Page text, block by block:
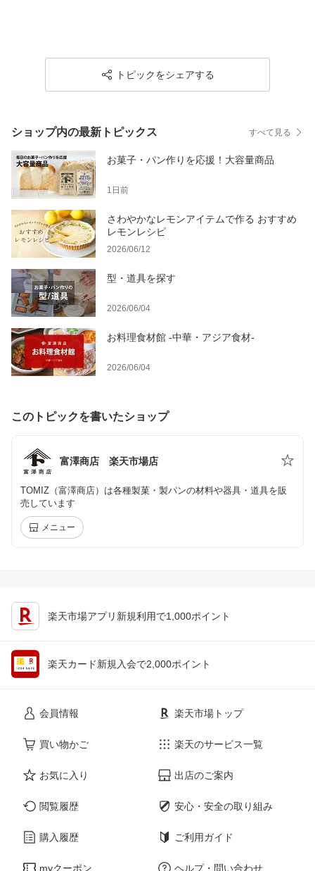
トピックをシェアする
ショップ内の最新トピックス すべて見る
お菓子・パン作りを応援！大容量商品
1日前
さわやかなレモンアイテムで作る おすすめ
レモンレシピ
2026/06/12
型・道具を探す
2026/06/04
お料理食材館 -中華・アジア食材-
2026/06/04
このトピックを書いたショップ
富澤商店 楽天市場店
TOMIZ（富澤商店）は各種製菓・製パンの材料や器具・道具を販
売しています
メニュー
楽天市場アプリ新規利用で1,000ポイント
楽天カード新規入会で2,000ポイント
会員情報
買い物かご
お気に入り
閲覧履歴
購入履歴
myクーポン
楽天市場トップ
楽天のサービス一覧
出店のご案内
安心・安全の取り組み
ご利用ガイド
ヘルプ・問い合わせ